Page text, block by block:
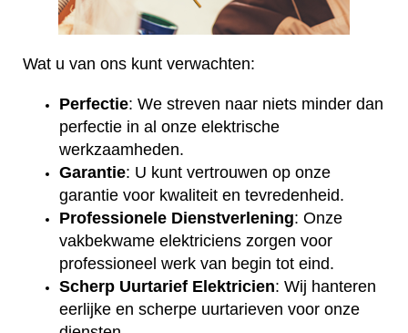
Wat u van ons kunt verwachten:
Perfectie: We streven naar niets minder dan
perfectie in al onze elektrische
werkzaamheden.
Garantie: U kunt vertrouwen op onze
garantie voor kwaliteit en tevredenheid.
Professionele Dienstverlening: Onze
vakbekwame elektriciens zorgen voor
professioneel werk van begin tot eind.
Scherp Uurtarief Elektricien: Wij hanteren
eerlijke en scherpe uurtarieven voor onze